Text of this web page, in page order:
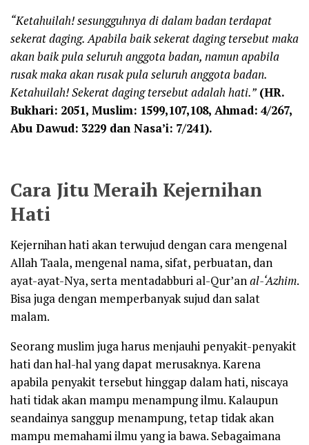
“Ketahuilah! sesungguhnya didalam badan terdapat
sekerat daging. Apabila baik sekerat daging tersebut maka
akan baik pula seluruh anggota badan, namun apabila
rusak maka akan rusak pula seluruh anggota badan.
Ketahuilah! Sekerat daging tersebut adalah hati.” (HR.
Bukhari: 2051, Muslim: 1599,107,108, Ahmad: 4/267,
Abu Dawud: 3229 dan Nasa’i: 7/241).
Cara Jitu Meraih Kejernihan
Hati
Kejernihan hati akan terwujud dengan cara mengenal
Allah Taala, mengenal nama, sifat, perbuatan, dan
ayat-ayat-Nya, serta mentadabburi al-Qur’anal-‘Azhim.
Bisa juga dengan memperbanyak sujud dan salat
malam.
Seorang muslim juga harus menjauhi penyakit-penyakit
hati dan hal-hal yang dapat merusaknya. Karena
apabila penyakit tersebut hinggap dalam hati, niscaya
hati tidak akan mampu menampung ilmu. Kalaupun
seandainya sanggup menampung, tetap tidak akan
mampu memahami ilmu yang ia bawa. Sebagaimana